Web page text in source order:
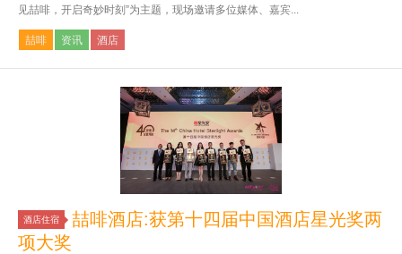
见喆啡，开启奇妙时刻”为主题，现场邀请多位媒体、嘉宾...
喆啡 资讯 酒店
酒店住宿
喆啡酒店:获第十四届中国酒店星光奖两
项大奖